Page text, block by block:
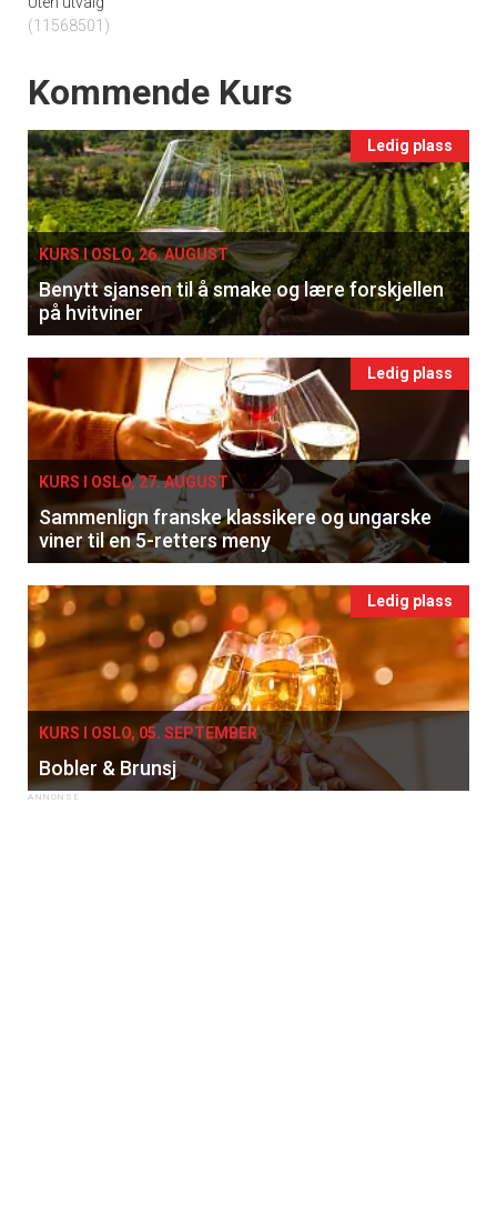
(11568501)
Events
Kommende Kurs
Ledig plass
KURS I OSLO, 26. AUGUST
Benytt sjansen til å smake og lære forskjellen
på hvitviner
Ledig plass
KURS I OSLO, 27. AUGUST
Sammenlign franske klassikere og ungarske
viner til en 5-retters meny
Ledig plass
KURS I OSLO, 05. SEPTEMBER
Bobler & Brunsj